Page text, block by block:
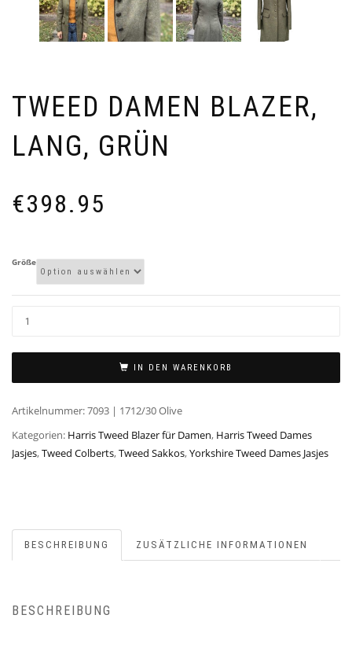
TWEED DAMEN BLAZER,
LANG, GRÜN
€398.95
Größe
IN DEN WARENKORB
Artikelnummer:7093 | 1712/30 Olive
Kategorien: Harris Tweed Blazer für Damen, Harris Tweed Dames
Jasjes,Tweed Colberts,Tweed Sakkos,Yorkshire Tweed Dames Jasjes
BESCHREIBUNG ZUSÄTZLICHE INFORMATIONEN
BESCHREIBUNG